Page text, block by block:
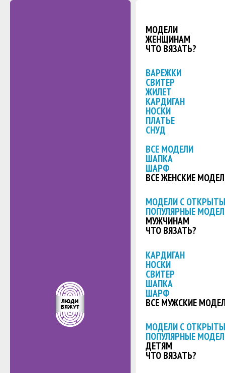
МОДЕЛИ
ЖЕНЩИНАМ
ЧТО ВЯЗАТЬ?
ВАРЕЖКИ
СВИТЕР
ЖИЛЕТ
КАРДИГАН
НОСКИ
ПЛАТЬЕ
СНУД
ВСЕ МОДЕЛИ
ШАПКА
ШАРФ
ВСЕ ЖЕНСКИЕ
МОДЕЛИ С
ПОПУЛЯРНЫЕ
МУЖЧИНАМ
ЧТО ВЯЗАТЬ?
КАРДИГАН
НОСКИ
СВИТЕР
ШАПКА
ШАРФ
ВСЕ МУЖСКИЕ
МОДЕЛИ С
ПОПУЛЯРНЫЕ
ДЕТЯМ
ЧТО ВЯЗАТЬ?